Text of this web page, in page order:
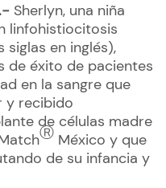
Sherlyn, una niña
linfohistiocitosis
siglas en inglés),
de éxito de pacientes
en la sangre que
y recibido
de células madre
Ⓡ México y que
de su infancia y